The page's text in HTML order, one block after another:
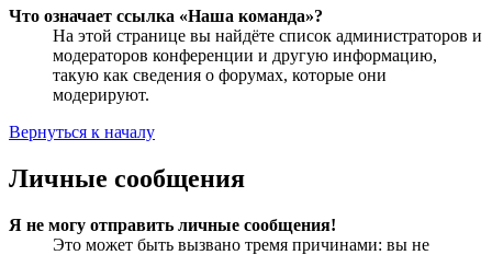
Что означает ссылка «Наша команда»?
На этой странице вы найдёте список администраторов и
модераторов конференции и другую информацию,
такую как сведения о форумах, которые они
модерируют.
Вернуться к началу
Личные сообщения
Я не могу отправить личные сообщения!
Это может быть вызвано тремя причинами: вы не